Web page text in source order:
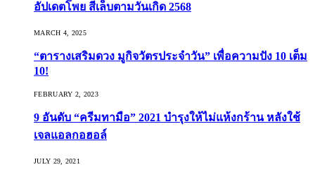
อัปเดตโพย สีเล็บตามวันเกิด 2568
MARCH 4, 2025
“ตารางเสริมดวง มูกิจวัตรประจำวัน” เพื่อความปัง 10 เต็ม
10!
FEBRUARY 2, 2023
9 อันดับ “ครีมทามือ” 2021 บำรุงให้ไม่แห้งกร้าน หลังใช้
เจลแอลกอฮอล์
JULY 29, 2021